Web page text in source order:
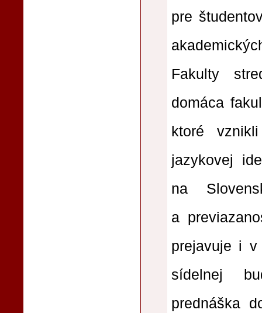
pre
Fakulty
domáca
ktoré
jazykovej
na
a
prejavuje i v
sídelnej
prednáška